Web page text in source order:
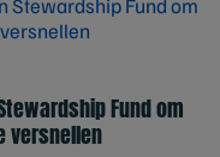
Fund om
versnellen